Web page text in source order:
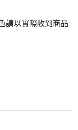
請以實際收到商品